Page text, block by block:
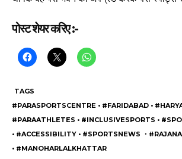
पोस्ट शेयर करिए :-
TAGS
#PARASPORTSCENTRE • #FARIDABAD •
#PARAATHLETES • #INCLUSIVESPORTS •
• #ACCESSIBILITY • #SPORTSNEWS ・
• #MANOHARLALKHATTAR